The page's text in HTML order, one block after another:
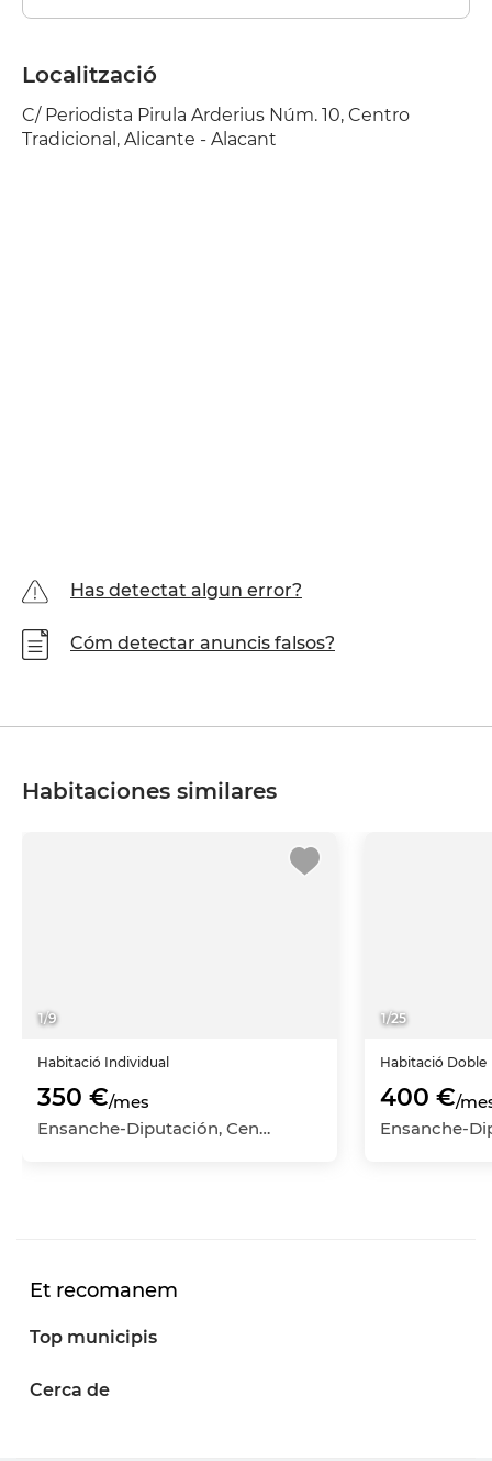
Localització
C/ Periodista Pirula Arderius Núm. 10, Centro
Tradicional, Alicante - Alacant
Has detectat algun error?
Cóm detectar anuncis falsos?
Habitaciones similares
1/9
Habitació Individual
350 €/mes
Ensanche-Diputación, Centro-Ensanche, Alicante - Alacant, Alicante
1/25
Habitació Doble
400 €/
Et recomanem
Top municipis
Cerca de